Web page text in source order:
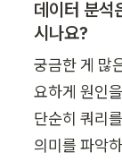
데이터 분석
시나요?
궁금한 게 많
요하게 원인
단순히 쿼리
의미를 파악